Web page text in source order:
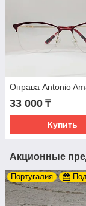
Оправа Antonio
33 000 ₸
Купить
Акционные
Португалия